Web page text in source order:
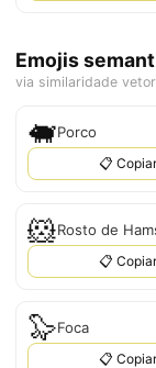
Emojis
via similaridade
🐖Porco
📋 Copiar
🐹Rosto de
📋 Copiar
🦭Foca
📋 Copiar